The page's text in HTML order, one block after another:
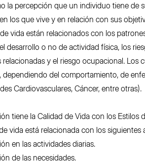
la percepción que un individuo tiene de
los que vive y en relación con sus
vida están relacionados con los
desarrollo o no de actividad física, los
relacionadas y el riesgo ocupacional.
dependiendo del comportamiento, de
Cardiovasculares, Cáncer, entre otras).
tiene la Calidad de Vida con los Estilos
vida está relacionada con los siguientes
en las actividades diarias.
de las necesidades.